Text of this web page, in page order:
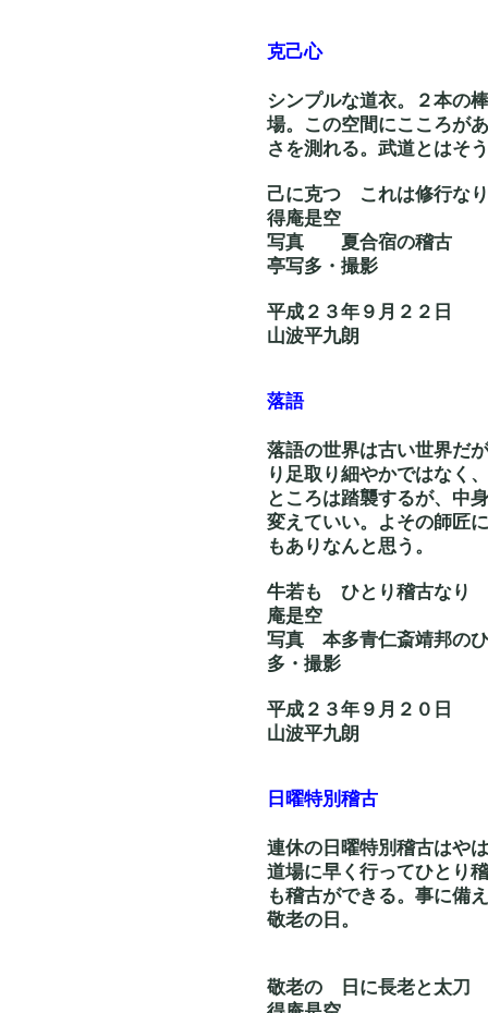
克己心
シンプルな道衣。２本の
場。この空間にこころが
さを測れる。武道とはそ
己に克つ これ
得庵是空
写真 夏合
亭写多・撮影
平成２３年９月２２日
山波平九朗
落語
落語の世界は古い世界だ
り足取り細やかではなく
ところは踏襲するが、中
変えていい。よその師匠
もありなんと思う。
牛若も ひとり
庵是空
写真 本多青仁斎
多・撮影
平成２３年９月２０日
山波平九朗
日曜特別稽古
連休の日曜特別稽古はや
道場に早く行ってひとり
も稽古ができる。事に備
敬老の日。
敬老の 日に